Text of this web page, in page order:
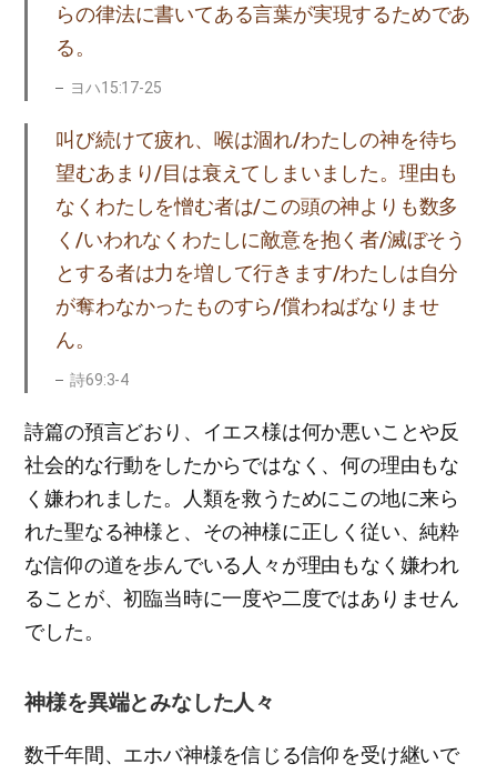
らの律法に書いてある言葉が実現するためであ
る。
ヨハ15:17-25
叫び続けて疲れ、喉は涸れ/わたしの神を待ち
望むあまり/目は衰えてしまいました。理由も
なくわたしを憎む者は/この頭の神よりも数多
く/いわれなくわたしに敵意を抱く者/滅ぼそう
とする者は力を増して行きます/わたしは自分
が奪わなかったものすら/償わねばなりませ
ん。
詩69:3-4
詩篇の預言どおり、イエス様は何か悪いことや反
社会的な行動をしたからではなく、何の理由もな
く嫌われました。人類を救うためにこの地に来ら
れた聖なる神様と、その神様に正しく従い、純粋
な信仰の道を歩んでいる人々が理由もなく嫌われ
ることが、初臨当時に一度や二度ではありません
でした。
神様を異端とみなした人々
数千年間、エホバ神様を信じる信仰を受け継いで